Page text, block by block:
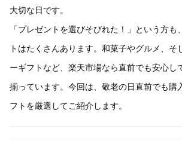
大切な日です。
「プレゼントを選びそびれた！」という方も
トはたくさんあります。和菓子やグルメ、そ
ーギフトなど、楽天市場なら直前でも安心し
揃っています。今回は、敬老の日直前でも購
フトを厳選してご紹介します。